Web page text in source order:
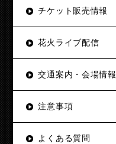
チケット販売情報
花火ライブ配信
交通案内・会場情報
注意事項
よくある質問